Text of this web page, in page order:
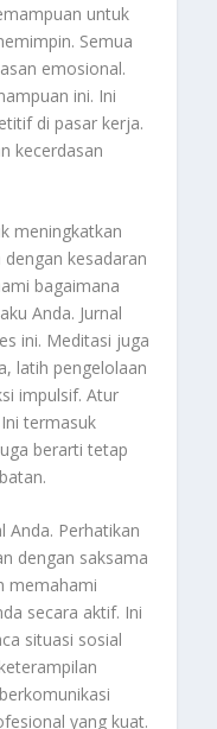
untuk
Semua
emosional.
ini. Ini
di pasar kerja.
kecerdasan
meningkatkan
kesadaran
bagaimana
Anda. Jurnal
ini. Meditasi juga
latih pengelolaan
impulsif. Atur
termasuk
berarti tetap
Anda. Perhatikan
dengan saksama
memahami
secara aktif. Ini
situasi sosial
yang kuat.